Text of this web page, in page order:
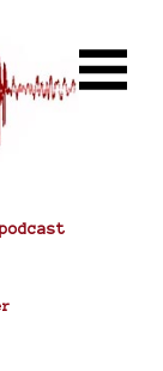
podcast